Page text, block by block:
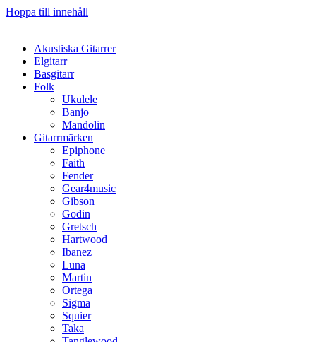
Hoppa till innehåll
Akustiska Gitarrer
Elgitarr
Basgitarr
Folk
Ukulele
Banjo
Mandolin
Gitarrmärken
Epiphone
Faith
Fender
Gear4music
Gibson
Godin
Gretsch
Hartwood
Ibanez
Luna
Martin
Ortega
Sigma
Squier
Taka